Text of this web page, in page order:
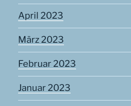
April 2023
März 2023
Februar 2023
Januar 2023